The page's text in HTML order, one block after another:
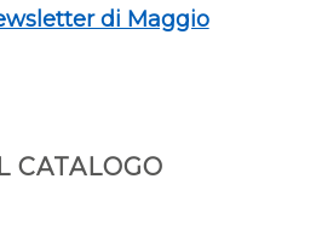
di Maggio
CATALOGO